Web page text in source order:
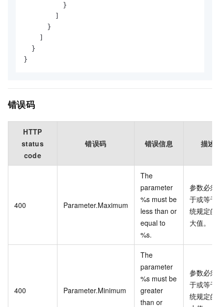
}
]
}
]
}
}
错误码
HTTP
status
code
错误码 错误信息 描述
400 Parameter.Maximum
The
parameter
%s must be
less than or
equal to
%s.
参数必须
于或等于
统规定的
大值。
400 Parameter.Minimum
The
parameter
%s must be
greater
than or
参数必须
于或等于
统规定的